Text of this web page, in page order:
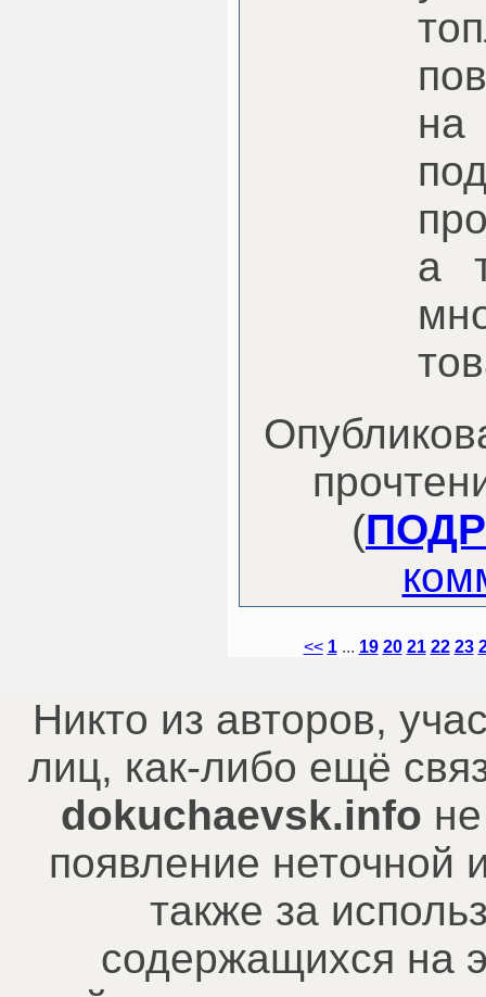
на
а
(
<< 1 ... 19 20 21 22 23
Никто из авторов,
лиц, как-либо ещё
dokuchaevsk.info
появление
также за
содержащихся на